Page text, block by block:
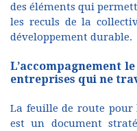
des éléments qui
les reculs de la
développement durable.
L’accompagnement
entreprises qui ne
La feuille de route pour
est un document